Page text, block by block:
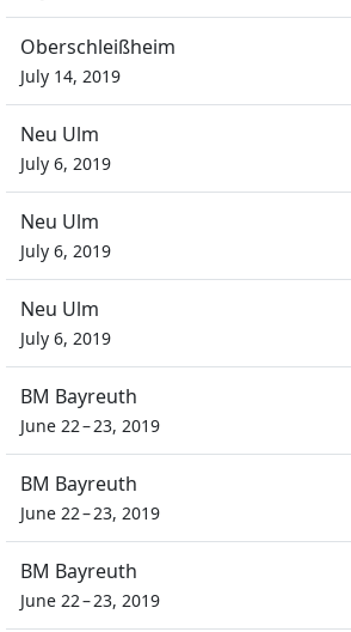
Oberschleißheim
July 14, 2019
Neu Ulm
July 6, 2019
Neu Ulm
July 6, 2019
Neu Ulm
July 6, 2019
BM Bayreuth
June 22 – 23, 2019
BM Bayreuth
June 22 – 23, 2019
BM Bayreuth
June 22 – 23, 2019